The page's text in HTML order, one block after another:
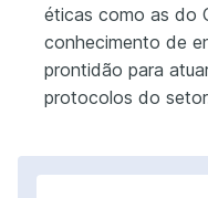
éticas como as do
conhecimento de
prontidão para
protocolos do